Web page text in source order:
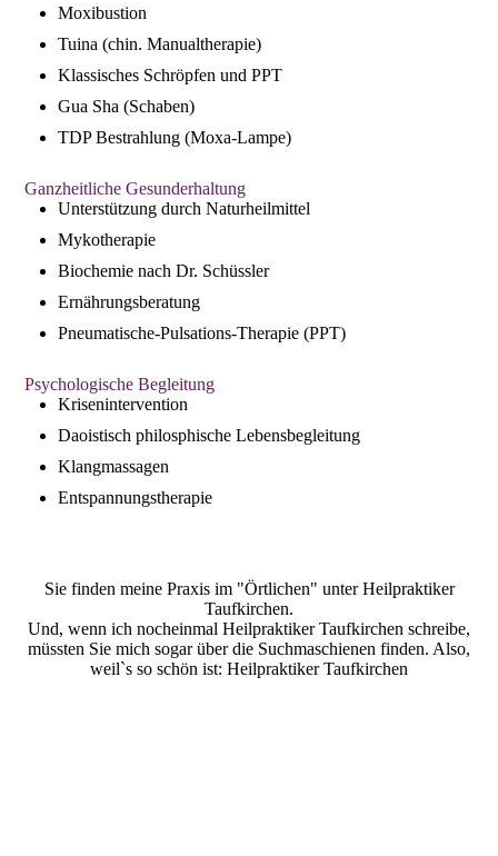
Moxibustion
Tuina (chin. Manualtherapie)
Klassisches Schröpfen und PPT
Gua Sha (Schaben)
TDP Bestrahlung (Moxa-Lampe)
Ganzheitliche Gesunderhaltung
Unterstützung durch Naturheilmittel
Mykotherapie
Biochemie nach Dr. Schüssler
Ernährungsberatung
Pneumatische-Pulsations-Therapie (PPT)
Psychologische Begleitung
Krisenintervention
Daoistisch philosphische Lebensbegleitung
Klangmassagen
Entspannungstherapie
Sie finden meine Praxis im "Örtlichen" unter Heilpraktiker
Taufkirchen.
Und, wenn ich nocheinmal Heilpraktiker Taufkirchen schreibe,
müssten Sie mich sogar über die Suchmaschienen finden. Also,
weil`s so schön ist: Heilpraktiker Taufkirchen